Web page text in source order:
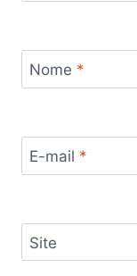
Nome *
E-mail *
Site